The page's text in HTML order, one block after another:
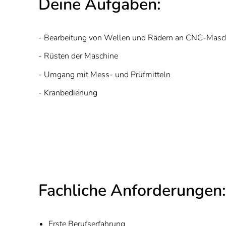
- Bearbeitung von Wellen und Rädern an CNC-
- Rüsten der Maschine
- Umgang mit Mess- und Prüfmitteln
- Kranbedienung
Fachliche Anforderungen: